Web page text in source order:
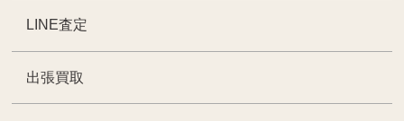
LINE査定
出張買取